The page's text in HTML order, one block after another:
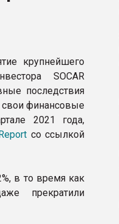
крупнейшего
SOCAR
последствия
финансовые
2021 года,
Report со ссылкой
в то время как
прекратили